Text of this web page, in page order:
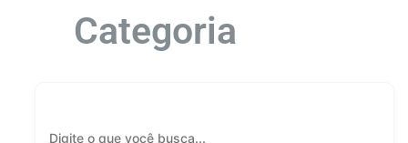
Categoria